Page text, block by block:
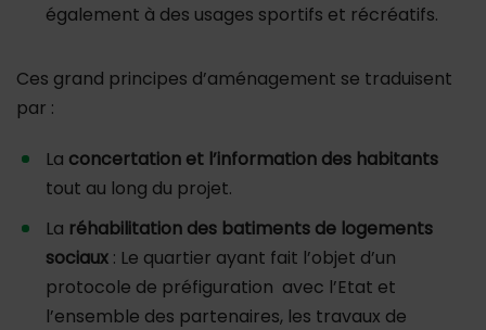
également à des usages sportifs et récréatifs.
Ces grand principes d’aménagement se traduisent
par :
La concertation et l’information des habitants
tout au long du projet.
La réhabilitation des batiments de logements
sociaux : Le quartier ayant fait l’objet d’un
protocole de préfiguration avec l’Etat et
l’ensemble des partenaires, les travaux de